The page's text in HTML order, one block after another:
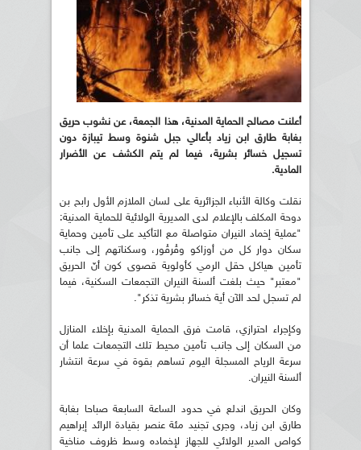
أعلنت مصالح الحماية المدنية، هذا الجمعة، عن نشوب حريق
بغابة طارق ابن زياد بأعالي جبل شنوة وسط تيبازة دون
تسجيل خسائر بشرية، فيما لم يتم الكشف عن الأضرار
المادية.
نقلت وكالة الأنباء الجزائرية على لسان الملازم الأول رابح بن
دوحة المكلف بالإعلام لدى المديرية الولائية للحماية المدنية:
"عملية إخماد النيران متواصلة مع التأكيد على تأمين وحماية
سكان دوار كل من أوزاكو وقْرقْور، وسكناتهم إلى جانب
تأمين هياكل حقل الرمي كأولوية قصوى كون أنّ الحريق
"معتبر" حيث بلغت ألسنة النيران التجمعات السكنية، فيما
لم تسجل لحد الآن أية خسائر بشرية تذكر".
وكإجراء احترازي، قامت فرق الحماية المدنية بإخلاء المنازل
من السكان إلى جانب تأمين محيط تلك التجمعات علما أن
سرعة الرياح المسجلة اليوم تساهم بقوة في سرعة انتشار
ألسنة النيران.
وكان الحريق اندلع في حدود الساعة السابعة صباحا بغابة
طارق ابن زياد، وجرى تجنيد مئة عنصر بقيادة الرائد إبراهيم
كواص المدير الولائي للجهاز لإخماده وسط ظروف مناخية